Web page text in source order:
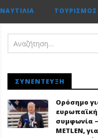
ΝΑΥΤΙΛΊΑ ΤΟΥΡΙΣΜΌΣ
ΣΥΝΈΝΤΕΥΞΗ
Ορόσημο
ευρωπαϊκή
συμφωνία
METLEN,